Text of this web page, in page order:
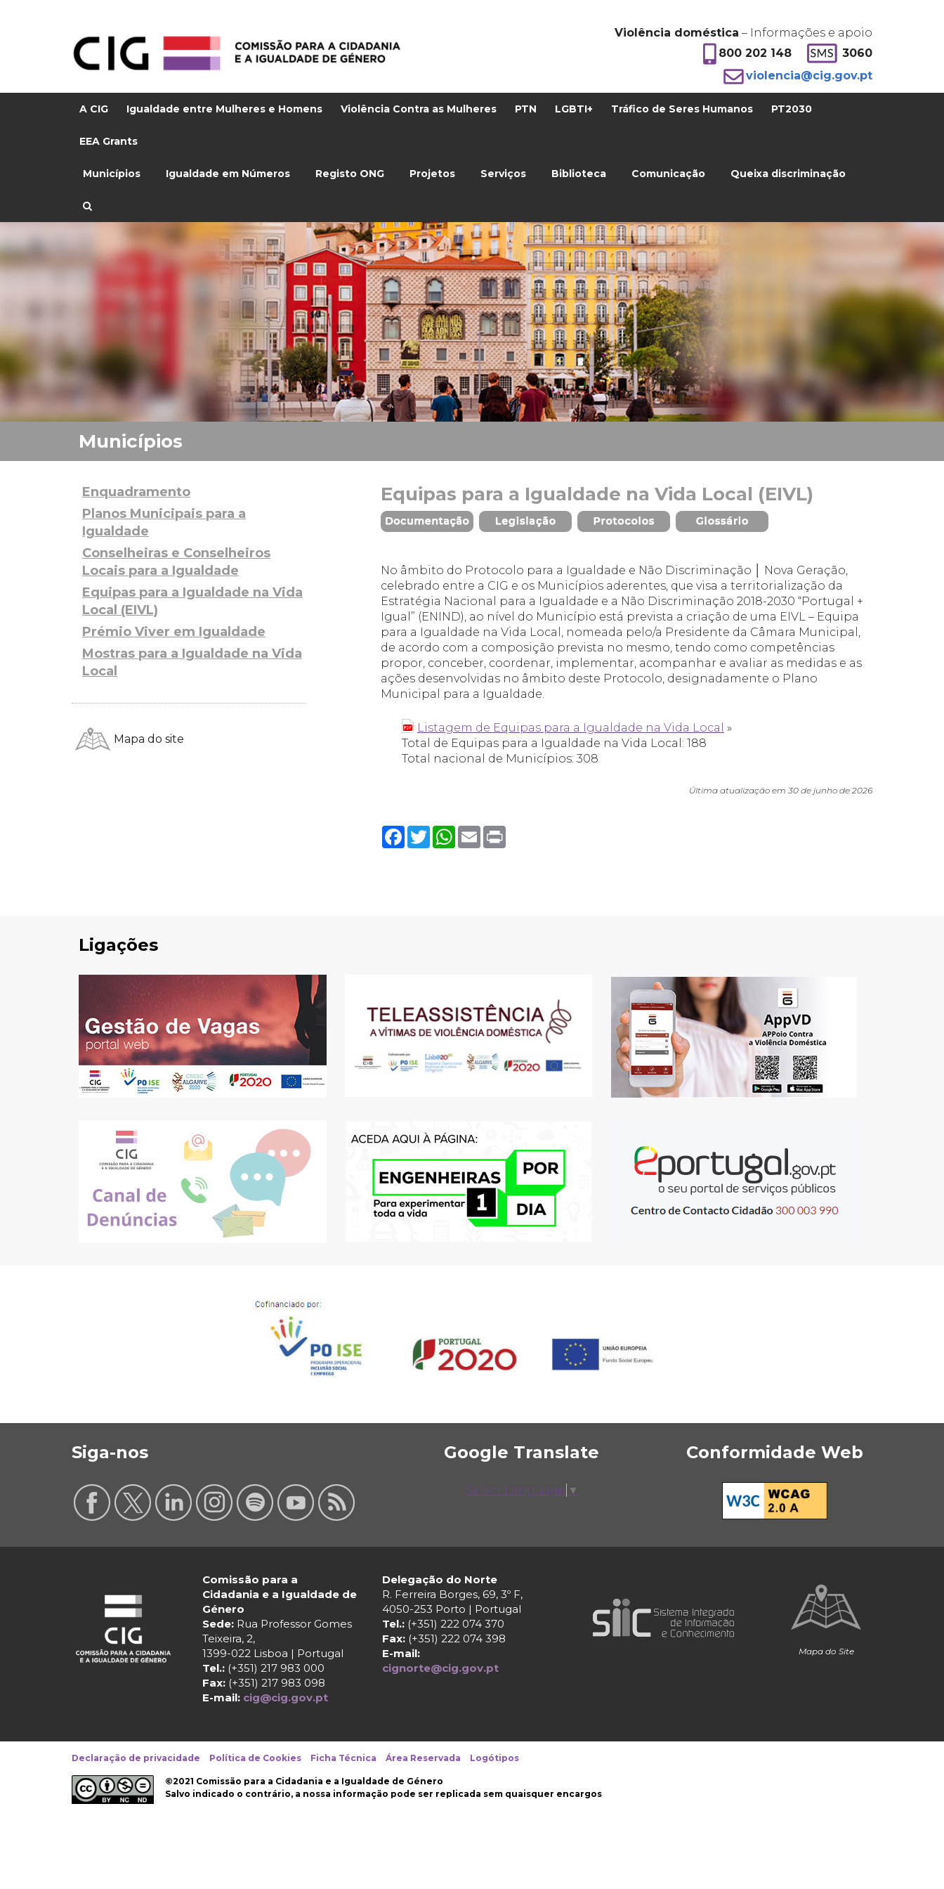
Violência doméstica – Informações e apoio
800 202 148
3060
violencia@cig.gov.pt
A CIG Igualdade entre Mulheres e Homens Violência Contra as Mulheres PTN LGBTI+ Tráfico de Seres Humanos PT2030
EEA Grants
Municípios Igualdade em Números Registo ONG Projetos Serviços Biblioteca Comunicação Queixa discriminação
Equipas para a Igualdade na Vida Local (EIVL)
No âmbito do Protocolo para a Igualdade e Não Discriminação │ Nova Geração,
celebrado entre a CIG e os Municípios aderentes, que visa a territorialização da
Estratégia Nacional para a Igualdade e a Não Discriminação 2018-2030 “Portugal +
Igual” (ENIND), ao nível do Município está prevista a criação de uma EIVL – Equipa
para a Igualdade na Vida Local, nomeada pelo/a Presidente da Câmara Municipal,
de acordo com a composição prevista no mesmo, tendo como competências
propor, conceber, coordenar, implementar, acompanhar e avaliar as medidas e as
ações desenvolvidas no âmbito deste Protocolo, designadamente o Plano
Municipal para a Igualdade.
Listagem de Equipas para a Igualdade na Vida Local
»
Total de Equipas para a Igualdade na Vida Local: 188
Total nacional de Municípios: 308
Última atualização em 30 de junho de 2026
Facebook
TwitterWhatsApp
Email
Enquadramento
Planos Municipais para a
Igualdade
Conselheiras e Conselheiros
Locais para a Igualdade
Equipas para a Igualdade na Vida
Local (EIVL)
Prémio Viver em Igualdade
Mostras para a Igualdade na Vida
Local
Mapa do site
Ligações
Siga-nos Google Translate
Select Language ▼
Conformidade Web
Comissão para a
Cidadania e a Igualdade de
Género
Sede: Rua Professor Gomes
Teixeira, 2,
1399-022 Lisboa | Portugal
Tel.: (+351) 217 983 000
Fax: (+351) 217 983 098
E-mail: cig@cig.gov.pt
Delegação do Norte
R. Ferreira Borges, 69, 3º F,
4050-253 Porto | Portugal
Tel.: (+351) 222 074 370
Fax: (+351) 222 074 398
E-mail:
cignorte@cig.gov.pt
Mapa do Site
Declaração de privacidade Política de Cookies Ficha Técnica Área Reservada Logótipos
©2021 Comissão para a Cidadania e a Igualdade de Género
Salvo indicado o contrário, a nossa informação pode ser replicada sem quaisquer encargos
site: